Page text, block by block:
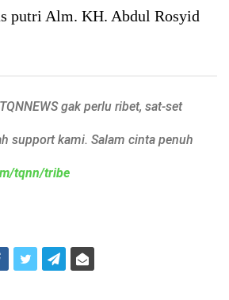
putri Alm. KH. Abdul Rosyid
gak perlu ribet, sat-set
support kami. Salam cinta penuh
tqnn/tribe